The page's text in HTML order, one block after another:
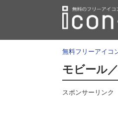
無料フリーアイコ
モビール
スポンサーリンク